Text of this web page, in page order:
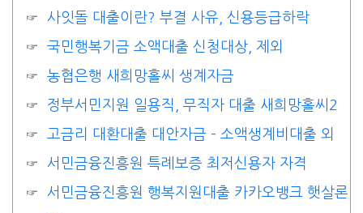
사잇돌 대출이란? 부결 사유, 신용등급하락
국민행복기금 소액대출 신청대상, 제외
농협은행 새희망홀씨 생계자금
정부서민지원 일용직, 무직자 대출 새희망홀씨2
고금리 대환대출 대안자금 – 소액생계비대출 외
서민금융진흥원 특례보증 최저신용자 자격
서민금융진흥원 행복지원대출 카카오뱅크 햇살론